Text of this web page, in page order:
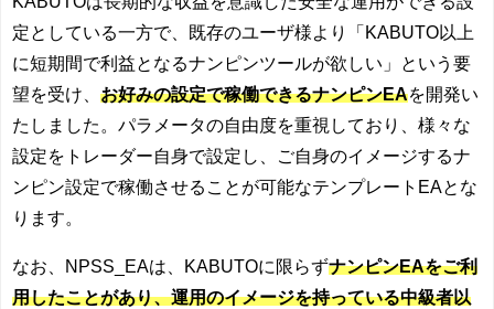
定としている一方で、既存のユーザ様より「KABUTO以上
に短期間で利益となるナンピンツールが欲しい」という要
望を受け、 お好みの設定で稼働できるナンピンEAを開発い
たしました。 パラメータの自由度を重視しており、様々な
設定をトレーダー自身で設定し、ご自身のイメージするナ
ンピン設定で稼働させることが可能なテンプレートEAとな
ります。
なお、NPSS_EAは、KABUTOに限らずナンピンEAをご利
用したことがあり、運用のイメージを持っている中級者以